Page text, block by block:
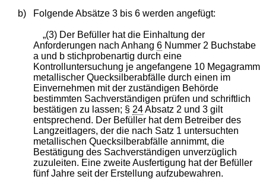
b) Folgende Absätze 3 bis 6 werden angefügt:
„(3) Der Befüller hat die Einhaltung der
Anforderungen nach Anhang 6Nummer 2 Buchstabe
a und b stichprobenartig durch eine
Kontrolluntersuchung je angefangene 10 Megagramm
metallischer Quecksilberabfälle durch einen im
Einvernehmen mit der zuständigen Behörde
bestimmten Sachverständigen prüfen und schriftlich
bestätigen zu lassen; § 24Absatz 2 und 3 gilt
entsprechend. Der Befüller hat dem Betreiber des
Langzeitlagers, der die nach Satz 1 untersuchten
metallischen Quecksilberabfälle annimmt, die
Bestätigung des Sachverständigen unverzüglich
zuzuleiten. Eine zweite Ausfertigung hat der Befüller
fünf Jahre seit der Erstellung aufzubewahren.